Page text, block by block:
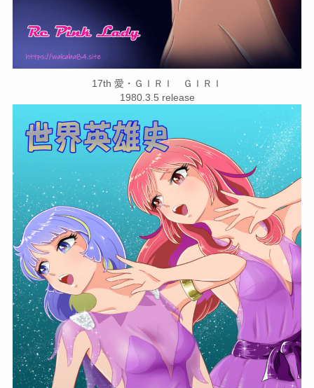
17th 愛・ＧＩＲＩ ＧＩＲＩ
1980.3.5 release